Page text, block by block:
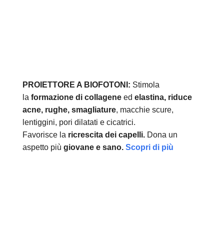
PROIETTORE A BIOFOTONI: Stimola
la formazione di collagene ed elastina, riduce
acne, rughe, smagliature, macchie scure,
lentiggini, pori dilatati e cicatrici.
Favorisce la ricrescita dei capelli. Dona un
aspetto più giovane e sano. Scopri di più